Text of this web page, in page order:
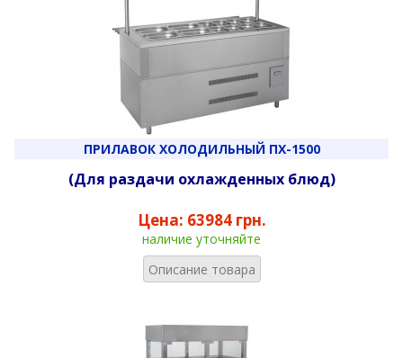
ПРИЛАВОК ХОЛОДИЛЬНЫЙ ПХ-1500
(Для раздачи охлажденных блюд)
Цена: 63984 грн.
наличие уточняйте
Описание товара